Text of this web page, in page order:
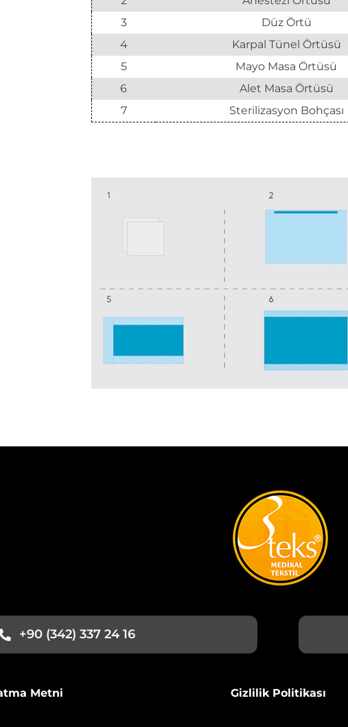
3
Düz Örtü
4
Karpal Tünel Örtüsü
5
Mayo Masa Örtüsü
6
Alet Masa Örtüsü
7
Sterilizasyon Bohçası
+90 (342) 337 24 16
Metni Gizlilik Politikası